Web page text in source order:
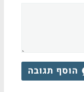
הוסף תגובה